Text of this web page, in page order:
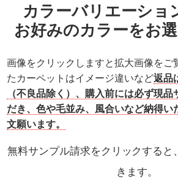
カラーバリエーショ
お好みのカラーをお
画像をクリックしますと拡大画像をご
たカーペットはイメージ違いなど返品
（不良品除く）、購入前には必ず現
だき、色や毛並み、風合いなど納得い
文願います。
無料サンプル請求をクリックすると
きます。